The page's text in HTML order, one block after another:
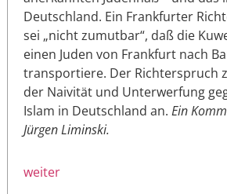
Deutschland. Ein Frankfurter
sei „nicht zumutbar“, daß die
einen Juden von Frankfurt nach
transportiere. Der Richterspruch
der Naivität und Unterwerfung
Islam in Deutschland an. Ein
Jürgen Liminski.
weiter